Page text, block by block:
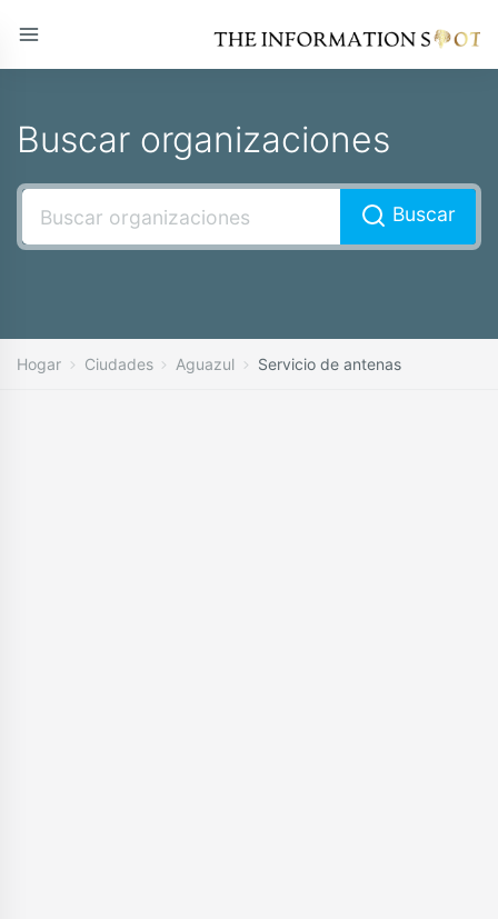
Buscar organizaciones
Buscar
Hogar Ciudades Aguazul Servicio de antenas